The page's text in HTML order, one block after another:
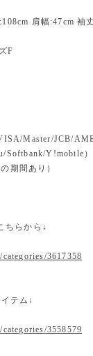
肩幅:47cm 袖
F
Master/JCB/
Softbank/Y!mobile）
期間あり）
らから↓
3617358
テム↓
3558579